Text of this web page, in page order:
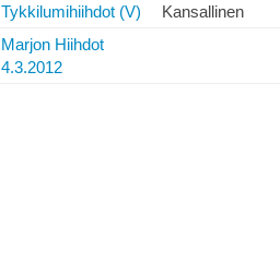
Tykkilumihiihdot (V)
Kansallinen
Marjon Hiihdot
4.3.2012